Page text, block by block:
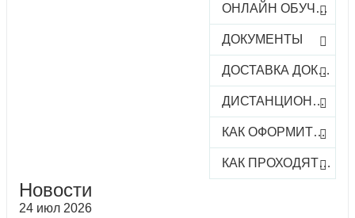
ОНЛАЙН ОБУЧЕНИЕ
ДОКУМЕНТЫ
ДОСТАВКА ДОКУМЕНТОВ
ДИСТАНЦИОННОЕ ОБУЧЕНИЕ
КАК ОФОРМИТЬ ЗАКАЗ КУРСА
КАК ПРОХОДЯТ ОНЛАЙН-КУРСЫ
Новости
24 июл 2026